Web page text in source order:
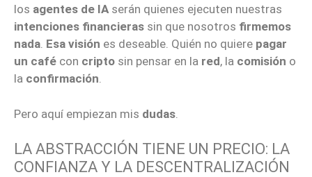
los agentes de IAserán quienes ejecuten nuestras
intenciones financieras sin que nosotros firmemos
nada. Esa visión es deseable. Quién no quiere pagar
un café con cripto sin pensar en la red, la comisión o
la confirmación.
Pero aquí empiezan mis dudas
LA ABSTRACCIÓN TIENE UN PRECIO: LA
CONFIANZA Y LA DESCENTRALIZACIÓN